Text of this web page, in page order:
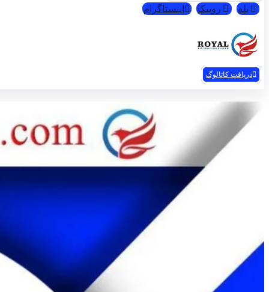
بله روبیکا اینستاگرام
دریافت کاتالوگ